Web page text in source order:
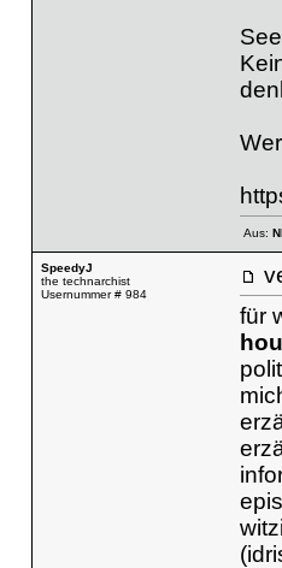
Aus:
SpeedyJ
the technarchist
Usernummer # 984
für